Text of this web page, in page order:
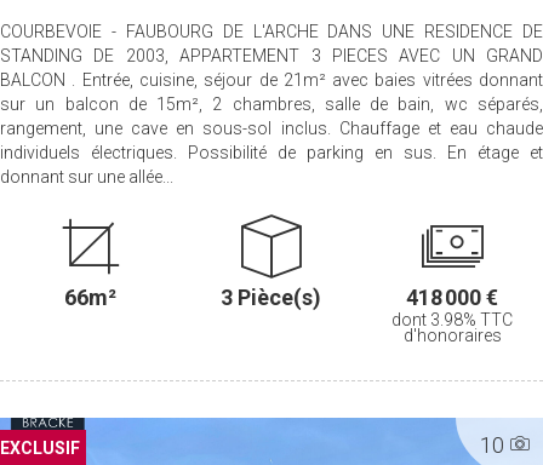
COURBEVOIE - FAUBOURG DE L'ARCHE DANS UNE RESIDENCE DE
STANDING DE 2003, APPARTEMENT 3 PIECES AVEC UN GRAND
BALCON . Entrée, cuisine, séjour de 21m² avec baies vitrées donnant
sur un balcon de 15m², 2 chambres, salle de bain, wc séparés,
rangement, une cave en sous-sol inclus. Chauffage et eau chaude
individuels électriques. Possibilité de parking en sus. En étage et
donnant sur une allée...
66m² 3 Pièce(s) 418 000 €
dont 3.98% TTC
d'honoraires
10
EXCLUSIF